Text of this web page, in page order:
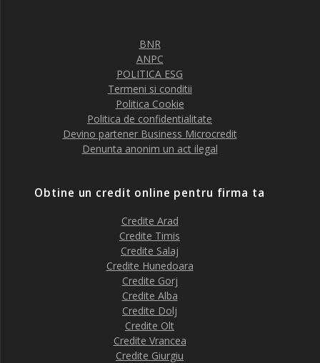
BNR
ANPC
POLITICA ESG
Termeni si conditii
Politica Cookie
Politica de confidentialitate
Devino partener Business Microcredit
Denunta anonim un act ilegal
Obtine un credit online pentru firma ta
Credite Arad
Credite Timis
Credite Salaj
Credite Hunedoara
Credite Gorj
Credite Alba
Credite Dolj
Credite Olt
Credite Vrancea
Credite Giurgiu